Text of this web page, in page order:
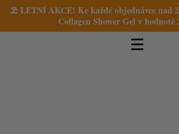
⛱️ LETNÍ AKCE! Ke každé objednávce nad
Collagen Shower Gel v hodnotě